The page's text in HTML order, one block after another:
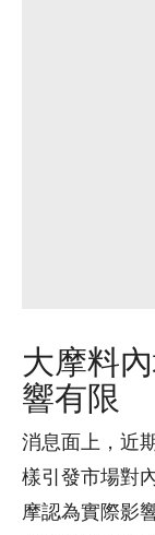
大摩料
響有限
消息面上，近
樣引發市場對
摩認為實際影